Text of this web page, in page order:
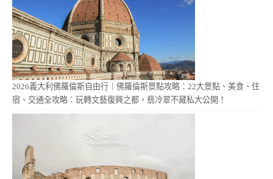
2026義大利佛羅倫斯自由行｜佛羅倫斯景點攻略：22大景點、美食、住
宿、交通全攻略：玩轉文藝復興之都，翡冷翠不藏私大公開！